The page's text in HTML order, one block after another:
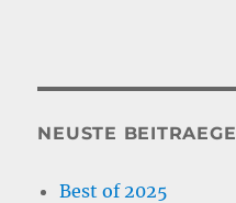
NEUSTE BEITRAEGE
Best of 2025